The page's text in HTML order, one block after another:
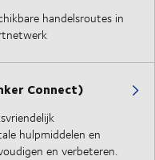
handelsroutes in
Connect)
hulpmiddelen en
en verbeteren.